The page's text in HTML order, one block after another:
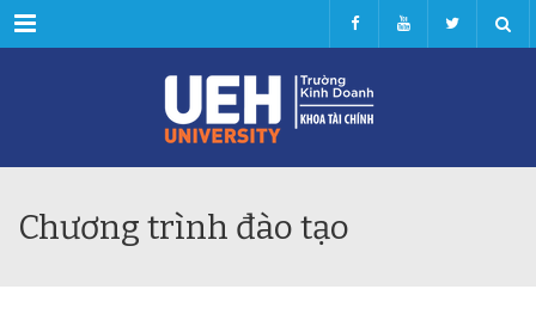
Menu
Chương trình đào tạo